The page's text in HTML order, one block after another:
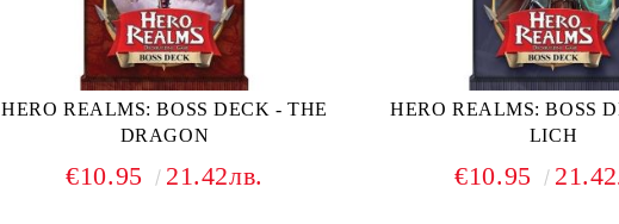
HERO REALMS: BOSS DECK - THE
DRAGON
€10.95 21.42лв.
HERO REALMS: BOSS
LICH
€10.95